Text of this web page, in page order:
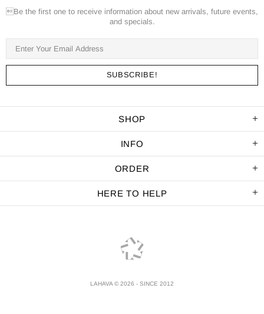
Be the first one to receive information about new arrivals, future events,
and specials.
SHOP
INFO
ORDER
HERE TO HELP
LAHAVA © 2026 - SINCE 2012